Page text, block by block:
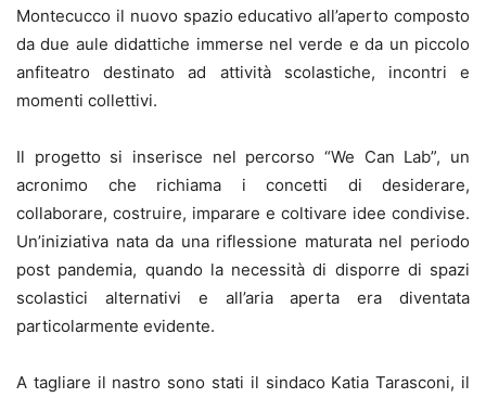
Montecucco il nuovo spazio educativo all’aperto composto
da due aule didattiche immerse nel verde e da un piccolo
anfiteatro destinato ad attività scolastiche, incontri e
momenti collettivi.
Il progetto si inserisce nel percorso “We Can Lab”, un
acronimo che richiama i concetti di desiderare,
collaborare, costruire, imparare e coltivare idee condivise.
Un’iniziativa nata da una riflessione maturata nel periodo
post pandemia, quando la necessità di disporre di spazi
scolastici alternativi e all’aria aperta era diventata
particolarmente evidente.
A tagliare il nastro sono stati il sindaco Katia Tarasconi, il